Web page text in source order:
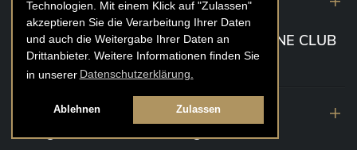
Technologien. Mit einem Klick auf "Zulassen"
akzeptieren Sie die Verarbeitung Ihrer Daten
und auch die Weitergabe Ihrer Daten an
Drittanbieter. Weitere Informationen finden Sie
in unserer Datenschutzerklärung.
Ablehnen Zulassen
Caviar „Die glorreichen 7“ Riesling Große
Gewächse von der Mosel aus 2020 @ FINE CLUB
Clubhouse Prunier Cologne (Köln)
29. Juli 2022
| Weinbergwanderung
Weingüter Geheimrat J. Wegeler